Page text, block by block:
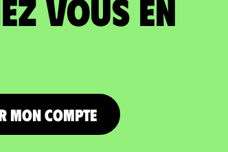
vous en
mon compte